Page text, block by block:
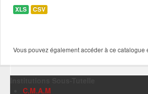
XLS CSV
Vous pouvez également accéder à ce catalogue
C.M.A.M